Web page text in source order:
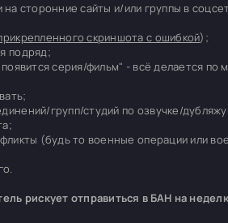
на сторонние сайты и/или группы в
скриншота с ошибкой);
подряд;
серия/фильм" - всё делается по
групп/студий по озвучке/
(будь то военные операции или
рискует отправиться в БАН на